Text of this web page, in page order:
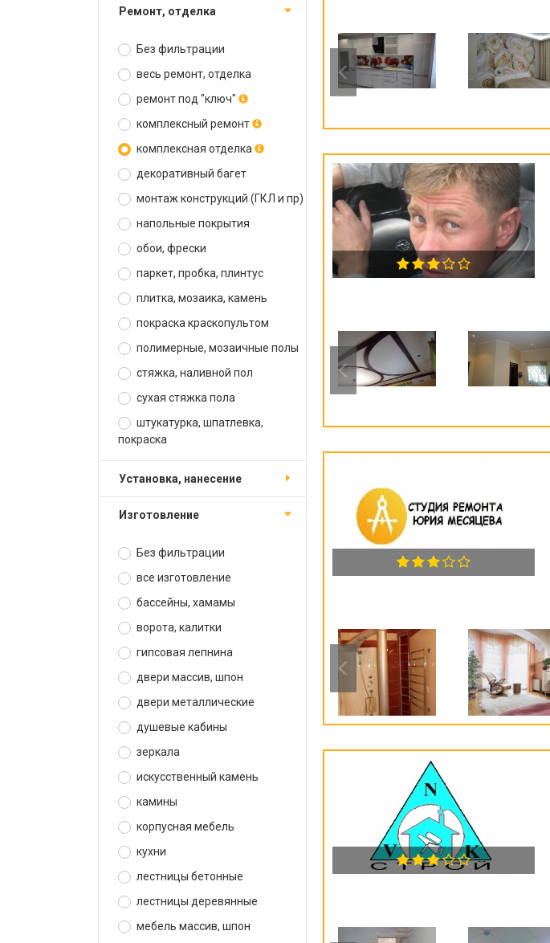
ремонт, отделка
Без фильтрации
весь ремонт, отделка
ремонт под "ключ"
комплексный ремонт
комплексная отделка
декоративный багет
монтаж конструкций (ГКЛ и пр)
напольные покрытия
обои, фрески
паркет, пробка, плинтус
плитка, мозаика, камень
покраска краскопультом
полимерные, мозаичные полы
стяжка, наливной пол
сухая стяжка пола
штукатурка, шпатлевка,
покраска
установка, нанесение
изготовление
Без фильтрации
все изготовление
бассейны, хамамы
ворота, калитки
гипсовая лепнина
двери массив, шпон
двери металлические
душевые кабины
зеркала
искусственный камень
камины
корпусная мебель
кухни
лестницы бетонные
лестницы деревянные
мебель массив, шпон